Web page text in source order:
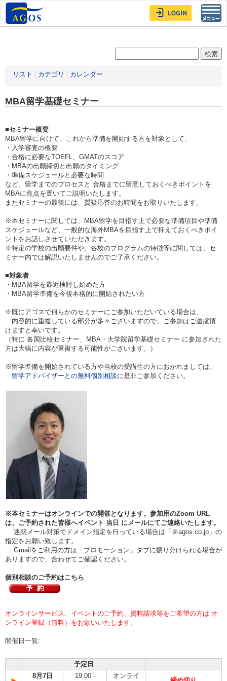
リスト カテゴリ カレンダー
MBA留学基礎セミナー
■セミナー概要
MBA留学に向けて、これから準備を開始する方を対象として、
・入学審査の概要
・合格に必要なTOEFL、GMATのスコア
・MBAの出願締切と出願のタイミング
・準備スケジュールと必要な時間
など、留学までのプロセスと 合格までに留意しておくべきポイントを
MBAに焦点を置いてご説明いたします。
またセミナーの最後には、質疑応答のお時間をお取りいたします。
※本セミナーに関しては、MBA留学を目指す上で必要な準備項目や準備
スケジュールなど、一般的な海外MBAを目指す上で抑えておくべきポイ
ントをお話しさせていただきます。
※特定の学校の出願要件や、各校のプログラムの特徴等に関しては、セ
ミナー内では解説いたしませんのでご了承ください。
■対象者
・MBA留学を最近検討し始めた方
・MBA留学準備を今後本格的に開始されたい方
※既にアゴスで何らかのセミナーにご参加いただいている場合は、
内容的に重複している部分が多々ございますので、ご参加はご遠慮頂
けますと幸いです。
（特に 各国比較セミナー、MBA・大学院留学基礎セミナー に参加された
方は大幅に内容が重複する可能性がございます。）
※留学準備を開始されている方や当校の受講生の方におかれましては、
留学アドバイザーとの無料個別相談に是非ご参加ください。
※本セミナーはオンラインでの開催となります。参加用のZoom URL
は、ご予約された皆様へイベント 当日 にメールにてご連絡いたします。
迷惑メール対策でドメイン指定を行っている場合は「＠agos.co.jp」の
指定をお願い致します。
Gmailをご利用の方は「プロモーション」タブに振り分けられる場合が
ありますので、合わせてご確認ください。
個別相談のご予約はこちら
オンラインサービス、イベントのご予約、資料請求等をご希望の方は オ
ンライン登録（無料）をお願いいたします。
開催日一覧:
予定日
8月7日
19:00 - オンライ